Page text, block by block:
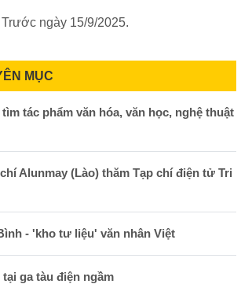
ngày 15/9/2025.
MỤC
tác phẩm văn hóa, văn học, nghệ thuật
Alunmay (Lào) thăm Tạp chí điện tử Tri
- 'kho tư liệu' văn nhân Việt
ga tàu điện ngầm